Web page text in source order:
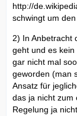
http://
schwingt um
2) In Anbetracht
geht und es kein
gar nicht mal
geworden (man
Ansatz für
das ja nicht zum
Regelung ja